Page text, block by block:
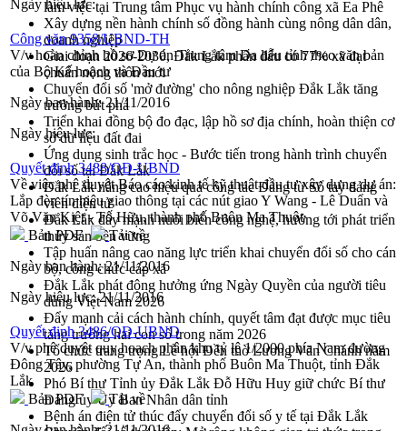
làm việc tại Trung tâm Phục vụ hành chính công xã Ea Phê
Xây dựng nền hành chính số đồng hành cùng nông dân dân,
doanh nghiệp
Giai đoạn 2026-2030, Đắk Lắk phấn đấu có 77% xã đạt
chuẩn nông thôn mới
Chuyển đổi số 'mở đường' cho nông nghiệp Đắk Lắk tăng
trưởng bứt phá
Triển khai đồng bộ đo đạc, lập hồ sơ địa chính, hoàn thiện cơ
sở dữ liệu đất đai
Ứng dụng sinh trắc học - Bước tiến trong hành trình chuyển
đổi số tại Đắk Lắk
Đắk Lắk nâng cao hiệu quả công tác Đảng từ Sổ tay đảng
viên điện tử
Đắk Lắk đẩy mạnh nuôi biển công nghệ, hướng tới phát triển
thủy sản bền vững
Tập huấn nâng cao năng lực triển khai chuyển đổi số cho cán
bộ, công chức cấp xã
Đắk Lắk phát động hưởng ứng Ngày Quyền của người tiêu
dùng Việt Nam 2026
Đẩy mạnh cải cách hành chính, quyết tâm đạt được mục tiêu
tăng trưởng hai con số trong năm 2026
Tổ chức trang trọng Lễ hội Đền thờ Lương Văn Chánh năm
2026
Phó Bí thư Tỉnh ủy Đắk Lắk Đỗ Hữu Huy giữ chức Bí thư
Đảng ủy Ủy Ban Nhân dân tỉnh
Bệnh án điện tử thúc đẩy chuyển đổi số y tế tại Đắk Lắk
Ngày hiệu lực:
Công văn 9358/UBND-TH
V/v hoàn chỉnh hồ sơ Dự án Trung tâm Da liễu tỉnh theo văn bản
của Bộ Kế hoạch và Đầu tư
Ngày ban hành:21/11/2016
Ngày hiệu lực:
Quyết định 3488/QĐ-UBND
Về việc phê duyệt Báo cáo kinh tế kỹ thuật đầu tư xây dựng dự án:
Lắp đèn tín hiệu giao thông tại các nút giao Y Wang - Lê Duẩn và
Võ Văn Kiệt - Tố Hữu, thành phố Buôn Ma Thuột
Bản PDF
Tải về
Ngày ban hành:21/11/2016
Ngày hiệu lực:21/11/2016
Quyết định 3486/QĐ-UBND
V/v phê duyệt quy hoạch phân khu tỷ lệ 1/2000 phía Nam đường
Đông Tây, phường Tự An, thành phố Buôn Ma Thuột, tỉnh Đắk
Lắk
Bản PDF
Tải về